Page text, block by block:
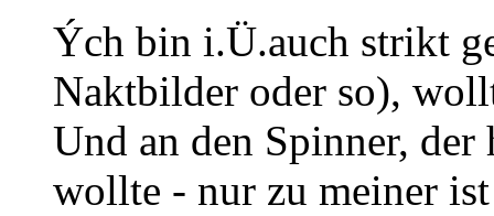
Ých bin i.Ü.auch strikt
Naktbilder oder so),
Und an den Spinner,
wollte - nur zu meiner